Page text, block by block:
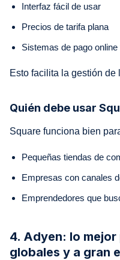
Interfaz fácil de usar
Precios de tarifa plana
Sistemas de pago
Esto facilita la gestión
Quién debe usar
Square funciona bien
Pequeñas tiendas de
Empresas con canales
Emprendedores que
4. Adyen: lo
globales y a gran